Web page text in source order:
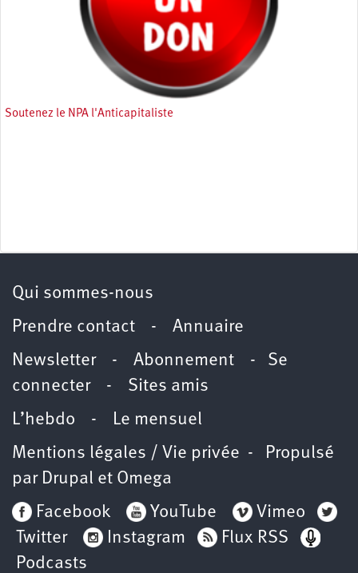
Soutenez le NPA l'Anticapitaliste
Qui sommes-nous
Prendre contact - Annuaire
Newsletter - Abonnement - Se
connecter- Sites amis
L’hebdo - Le mensuel
Mentions légales / Vie privée - Propulsé
par Drupal et Omega
Facebook
YouTube
Vimeo
Twitter
Instagram
Flux RSS
Podcasts